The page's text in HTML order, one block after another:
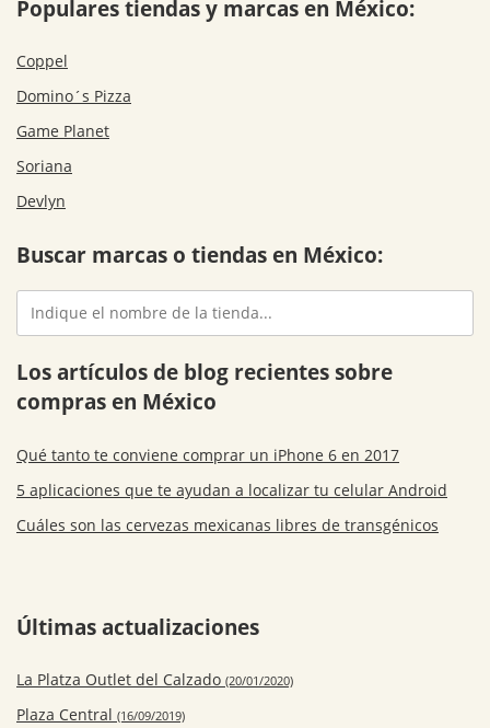
Populares tiendas y marcas en México:
Coppel
Domino´s Pizza
Game Planet
Soriana
Devlyn
Buscar marcas o tiendas en México:
Los artículos de blog recientes sobre
compras en México
Qué tanto te conviene comprar un iPhone 6 en 2017
5 aplicaciones que te ayudan a localizar tu celular Android
Cuáles son las cervezas mexicanas libres de transgénicos
Últimas actualizaciones
La Platza Outlet del Calzado (20/01/2020)
Plaza Central (16/09/2019)